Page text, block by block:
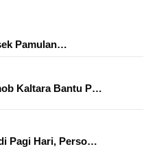
Pamulan…
Kaltara Bantu P…
Pagi Hari, Perso…